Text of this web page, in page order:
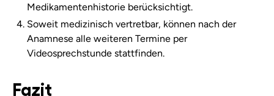
Medikamentenhistorie berücksichtigt.
Soweit medizinisch vertretbar, können nach der
Anamnese alle weiteren Termine per
Videosprechstunde stattfinden.
Fazit